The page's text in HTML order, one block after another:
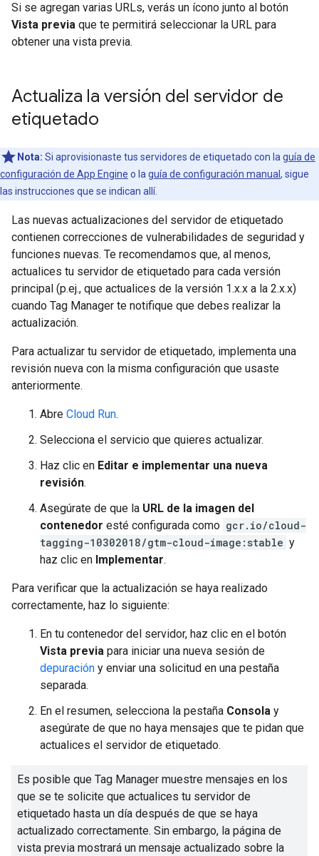
Si se agregan varias URLs, verás un ícono junto al botón
Vista previa que te permitirá seleccionar la URL para
obtener una vista previa.
Actualiza la versión del servidor de
etiquetado
Nota: Si aprovisionaste tus servidores de etiquetado con laguía de
configuración de App Engine o laguía de configuración manual, sigue
las instrucciones que se indican allí.
Las nuevas actualizaciones del servidor de etiquetado
contienen correcciones de vulnerabilidades de seguridad y
funciones nuevas. Te recomendamos que, al menos,
actualices tu servidor de etiquetado para cada versión
principal (p.ej., que actualices de la versión 1.x.x a la 2.x.x)
cuando Tag Manager te notifique que debes realizar la
actualización.
Para actualizar tu servidor de etiquetado, implementa una
revisión nueva con la misma configuración que usaste
anteriormente.
Abre Cloud Run.
Selecciona el servicio que quieres actualizar.
Haz clic en Editar e implementar una nueva
revisión.
Asegúrate de que la URL de la imagen del
contenedor esté configurada como gcr.io/cloud-
tagging-10302018/gtm-cloud-image:stable y
haz clic en Implementar.
Para verificar que la actualización se haya realizado
correctamente, haz lo siguiente:
En tu contenedor del servidor, haz clic en el botón
Vista previa para iniciar una nueva sesión de
depuración y enviar una solicitud en una pestaña
separada.
En el resumen, selecciona la pestaña Consola y
asegúrate de que no haya mensajes que te pidan que
actualices el servidor de etiquetado.
Es posible que Tag Manager muestre mensajes en los
que se te solicite que actualices tu servidor de
etiquetado hasta un día después de que se haya
actualizado correctamente. Sin embargo, la página de
vista previa mostrará un mensaje actualizado sobre la